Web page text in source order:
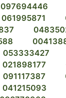
097694446
061995871
053333427
021898177
091117387
041215093